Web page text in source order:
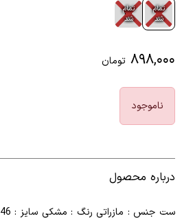
L
تمام
شد
M
تمام
شد
۸۹۸,۰۰۰ تومان
ناموجود
درباره محصول